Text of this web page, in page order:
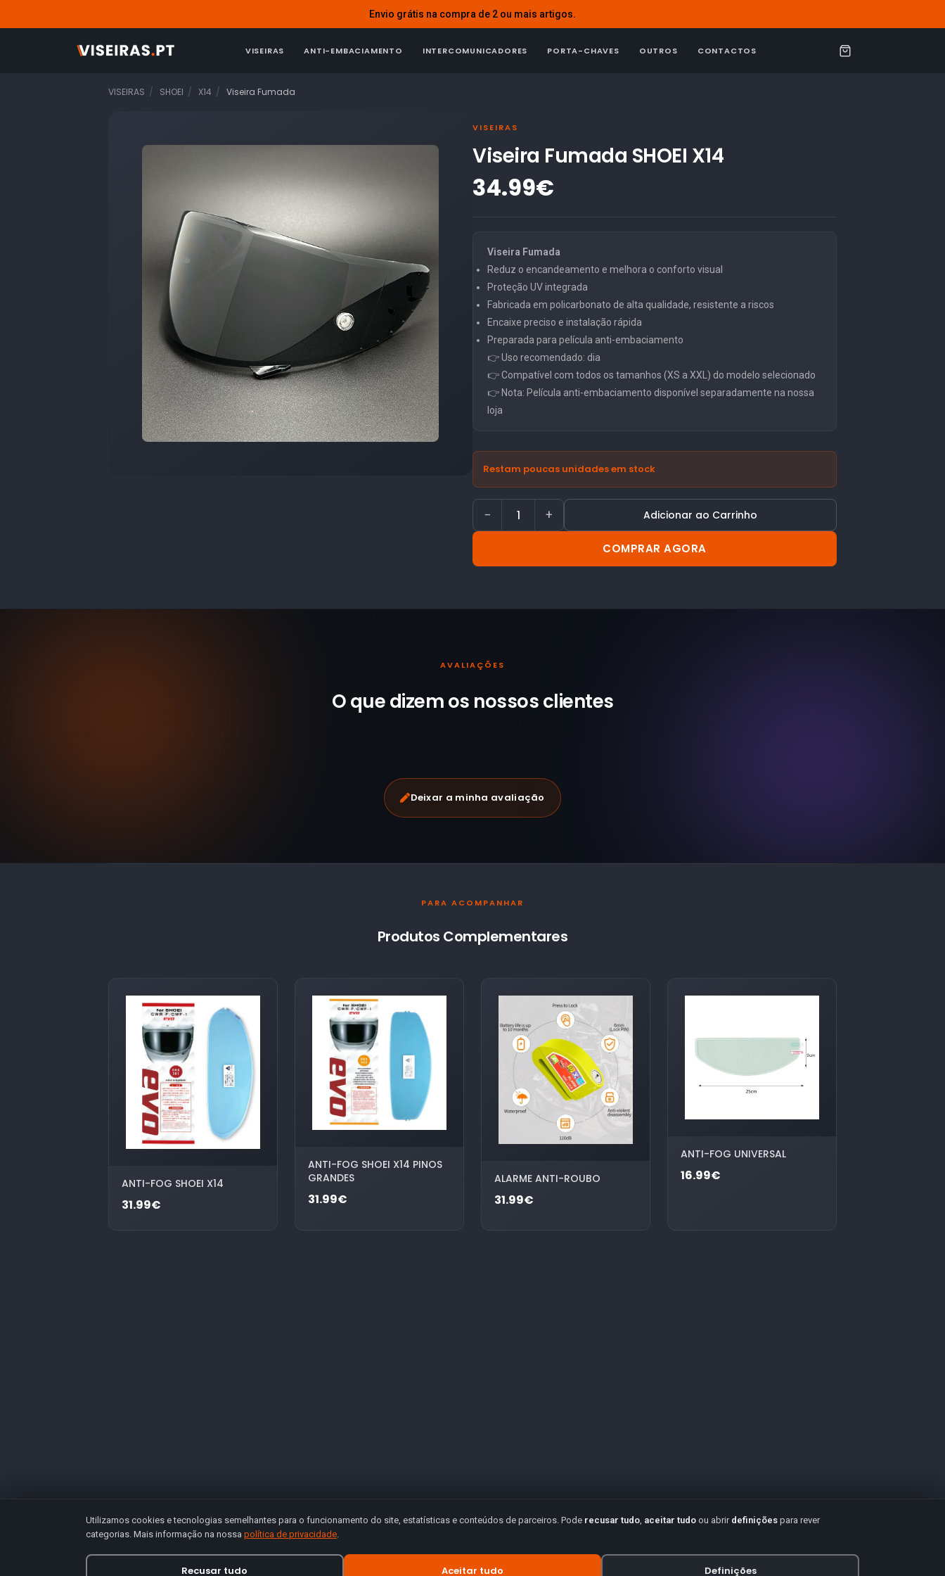
Envio grátis na compra de 2 ou mais artigos.
VISEIRAS ANTI-EMBACIAMENTO INTERCOMUNICADORES PORTA-CHAVES OUTROS CONTACTOS
C
VISEIRAS SHOEI X14 Viseira Fumada
VISEIRAS
Viseira Fumada SHOEI X14
34.99€
Viseira Fumada
Reduz o encandeamento e melhora o conforto visual
Proteção UV integrada
Fabricada em policarbonato de alta qualidade, resistente a riscos
Encaixe preciso e instalação rápida
Preparada para película anti-embaciamento
👉 Uso recomendado: dia
👉 Compatível com todos os tamanhos (XS a XXL) do modelo selecionado
👉 Nota: Película anti-embaciamento disponível separadamente na nossa
loja
Restam poucas unidades em stock
− + Adicionar ao Carrinho
COMPRAR AGORA
AVALIAÇÕES
O que dizem os nossosclientes
Deixar a minha avaliação
PARA ACOMPANHAR
Produtos Complementares
ANTI-FOG SHOEI X14
31.99€
ANTI-FOG SHOEI X14 PINOS
GRANDES
31.99€
ALARME ANTI-ROUBO
31.99€
ANTI-FOG UNIVERSAL
16.99€
Utilizamos cookies e tecnologias semelhantes para o funcionamento do site, estatísticas e conteúdos de parceiros. Pode recusar tudo, aceitar tudo ou abrir definições para rever
categorias. Mais informação na nossa política de privacidade.
Recusar tudo Aceitar tudo Definições